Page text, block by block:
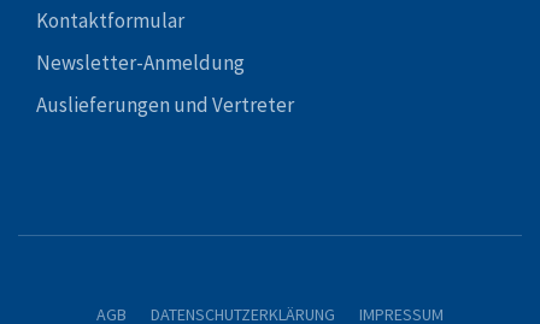
Kontaktformular
Newsletter-Anmeldung
Auslieferungen und Vertreter
AGB DATENSCHUTZERKLÄRUNG IMPRESSUM